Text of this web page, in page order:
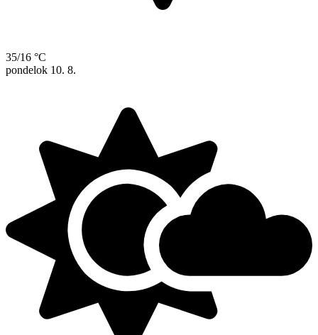
35/16 °C
pondelok 10. 8.